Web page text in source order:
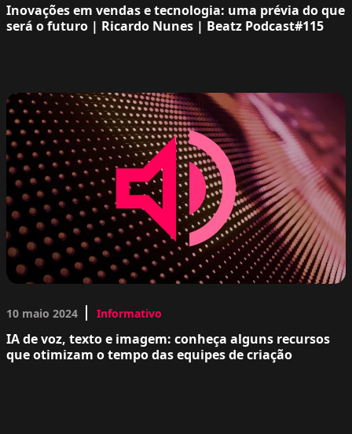
Inovações em vendas e tecnologia: uma prévia do que
será o futuro | Ricardo Nunes | Beatz Podcast#115
10 maio 2024 Informativo
IA de voz, texto e imagem: conheça alguns recursos
que otimizam o tempo das equipes de criação